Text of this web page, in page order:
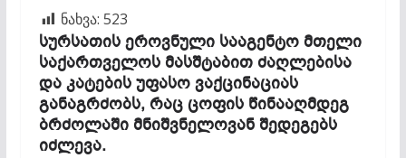
ნახვა: 523
სურსათის ეროვნული სააგენტო მთელი
საქართველოს მასშტაბით ძაღლებისა
და კატების უფასო ვაქცინაციას
განაგრძობს, რაც ცოფის წინააღმდეგ
ბრძოლაში მნიშვნელოვან შედეგებს
იძლევა.